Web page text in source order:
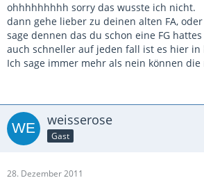
ohhhhhhhhh sorry das wusste ich nicht.
dann gehe lieber zu deinen alten FA,
sage dennen das du schon eine FG
auch schneller auf jeden fall ist es hier in
Ich sage immer mehr als nein können die
weisserose
Gast
28. Dezember 2011